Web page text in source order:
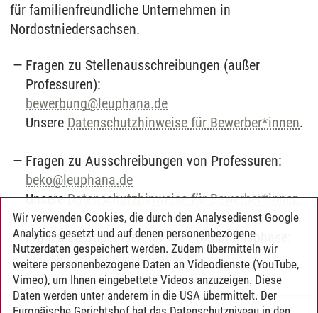
für familienfreundliche Unternehmen in
Nordostniedersachsen.
Fragen zu Stellenausschreibungen (außer
Professuren):
bewerbung@leuphana.de
Unsere Datenschutzhinweise für Bewerber*innen.
Fragen zu Ausschreibungen von Professuren:
beko@leuphana.de
UnsereDatenschutzhinweise für Bewerber*innen.
Fragen zu Stipendien für die Promotionsphase:
phd.scholarship@leuphana.de
Wir verwenden Cookies, die durch den Analysedienst Google
Analytics gesetzt und auf denen personenbezogene
Nutzerdaten gespeichert werden. Zudem übermitteln wir
weitere personenbezogene Daten an Videodienste (YouTube,
Vimeo), um Ihnen eingebettete Videos anzuzeigen. Diese
Daten werden unter anderem in die USA übermittelt. Der